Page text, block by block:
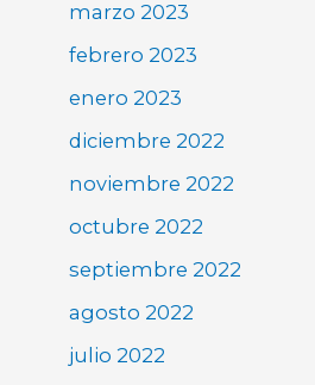
marzo 2023
febrero 2023
enero 2023
diciembre 2022
noviembre 2022
octubre 2022
septiembre 2022
agosto 2022
julio 2022